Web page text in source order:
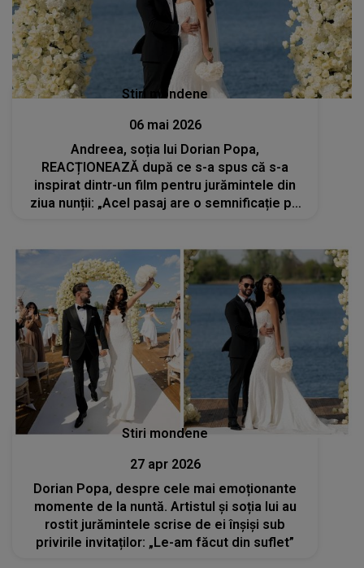
Stiri mondene
06 mai 2026
Andreea, soția lui Dorian Popa,
REACȚIONEAZĂ după ce s-a spus că s-a
inspirat dintr-un film pentru jurămintele din
ziua nunții: „Acel pasaj are o semnificație pe
Stiri mondene
27 apr 2026
Dorian Popa, despre cele mai emoționante
momente de la nuntă. Artistul și soția lui au
rostit jurămintele scrise de ei înșiși sub
privirile invitaților: „Le-am făcut din suflet”